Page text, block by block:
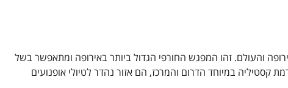
והעולם. זהו המפגש החורפי הגדול ביותר באירופה ומתאפשר בשל
קסטיליה במיוחד הדרום והמרכז, הם אזור נהדר לטיולי אופנועים